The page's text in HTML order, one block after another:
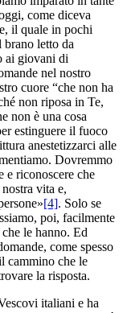
come diceva
il quale in pochi
letto da
ai giovani di
nel nostro
cuore “che non ha
non riposa in Te,
non è una cosa
estinguere il fuoco
anestetizzarci alle
Dovremmo
e riconoscere che
vita e,
[4]. Solo se
poi, facilmente
le hanno. Ed
come spesso
cammino che le
la risposta.
italiani e ha